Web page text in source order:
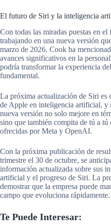
El futuro de Siri y la inteligencia
Con todas las miradas puestas en
trabajando en una nueva versión
marzo de 2026. Cook ha
avances significativos en la
podría transformar la experiencia
fundamental.
La próxima actualización de Siri es
de Apple en inteligencia artificial, y
nueva versión no solo mejore en
sino que también compita de tú a tú
ofrecidas por Meta y OpenAI.
Con la próxima publicación de
trimestre el 30 de octubre, se
información actualizada sobre sus
artificial y el progreso de Siri. La
demostrar que la empresa puede
campo que evoluciona rápidamente.
Te Puede Interesar: